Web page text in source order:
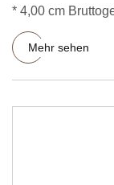
* 4,00 cm
Lieferzeit 2
Mehr sehen